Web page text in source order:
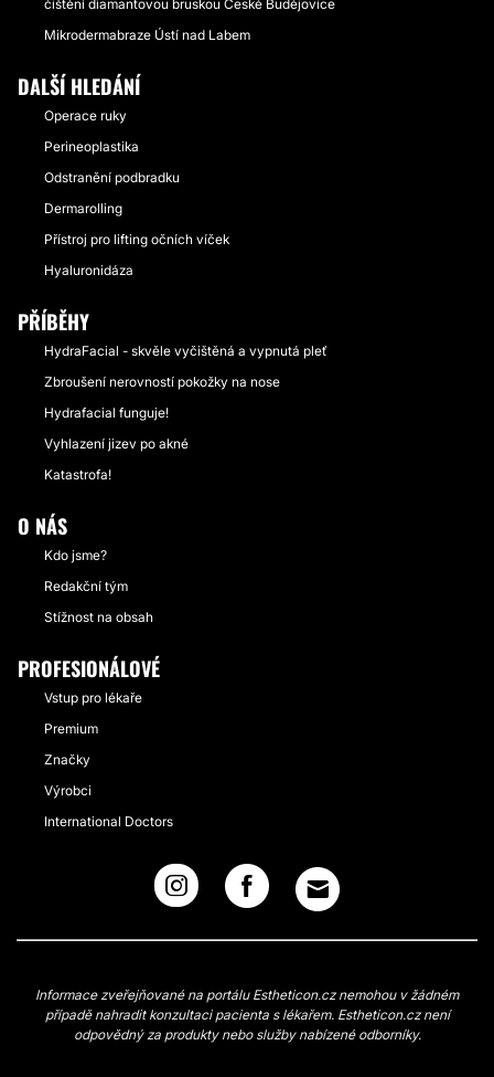
čištění diamantovou bruskou České Budějovice
Mikrodermabraze Ústí nad Labem
DALŠÍ HLEDÁNÍ
Operace ruky
Perineoplastika
Odstranění podbradku
Dermarolling
Přístroj pro lifting očních víček
Hyaluronidáza
PŘÍBĚHY
HydraFacial - skvěle vyčištěná a vypnutá pleť
Zbroušení nerovností pokožky na nose
Hydrafacial funguje!
Vyhlazení jizev po akné
Katastrofa!
O NÁS
Kdo jsme?
Redakční tým
Stížnost na obsah
PROFESIONÁLOVÉ
Vstup pro lékaře
Premium
Značky
Výrobci
International Doctors
Informace zveřejňované na portálu Estheticon.cz nemohou v žádném
případě nahradit konzultaci pacienta s lékařem. Estheticon.cz není
odpovědný za produkty nebo služby nabízené odborníky.